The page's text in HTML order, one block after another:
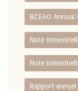
BCEAO Annual
Note
Note
Rapport annuel